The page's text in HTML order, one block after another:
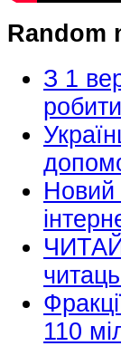
Random
З 1
Новий
110